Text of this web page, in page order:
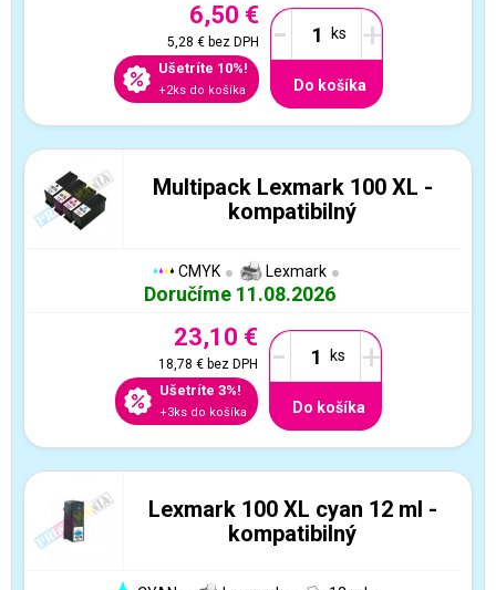
6,50 €
5,28 €bez DPH
Ušetríte 10%!
+2ks do košíka
- +
Do košíka
Multipack Lexmark 100 XL -
kompatibilný
CMYK Lexmark
Doručíme 11.08.2026
23,10 €
18,78 €bez DPH
Ušetríte 3%!
+3ks do košíka
- +
Do košíka
Lexmark 100 XL cyan 12 ml -
kompatibilný